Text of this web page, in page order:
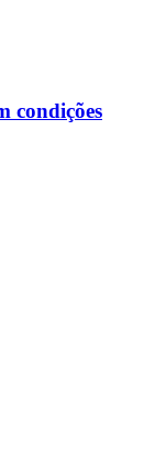
condições